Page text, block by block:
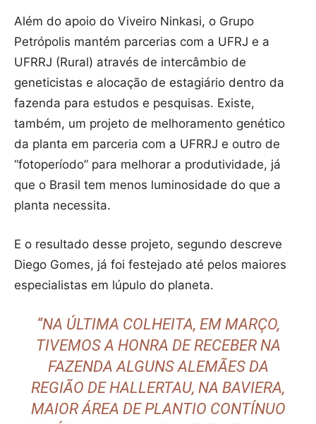
Além do apoio do Viveiro Ninkasi, o Grupo
Petrópolis mantém parcerias com a UFRJ e a
UFRRJ (Rural) através de intercâmbio de
geneticistas e alocação de estagiário dentro da
fazenda para estudos e pesquisas. Existe,
também, um projeto de melhoramento genético
da planta em parceria com a UFRRJ e outro de
“fotoperíodo” para melhorar a produtividade, já
que o Brasil tem menos luminosidade do que a
planta necessita.
E o resultado desse projeto, segundo descreve
Diego Gomes, já foi festejado até pelos maiores
especialistas em lúpulo do planeta.
“NA ÚLTIMA COLHEITA, EM MARÇO,
TIVEMOS A HONRA DE RECEBER NA
FAZENDA ALGUNS ALEMÃES DA
REGIÃO DE HALLERTAU, NA BAVIERA,
MAIOR ÁREA DE PLANTIO CONTÍNUO